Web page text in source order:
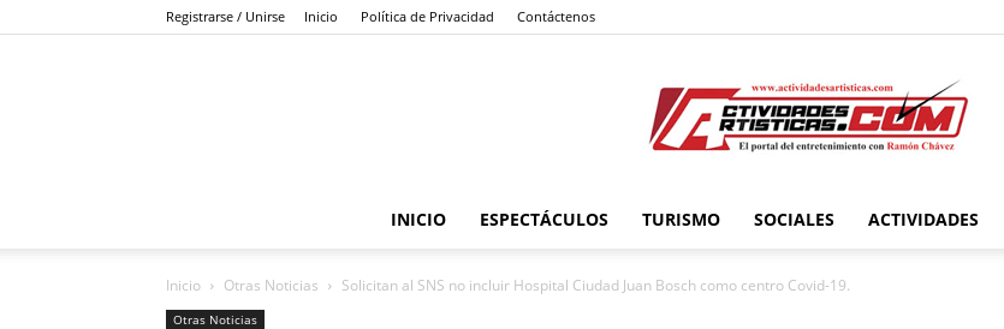
Registrarse / Unirse Inicio Política de Privacidad Contáctenos
Actividadesartisticas.com
INICIO ESPECTÁCULOS TURISMO SOCIALES ACTIVIDADES
Inicio Otras Noticias Solicitan al SNS no incluir Hospital Ciudad Juan Bosch como centro Covid-19.
Otras Noticias